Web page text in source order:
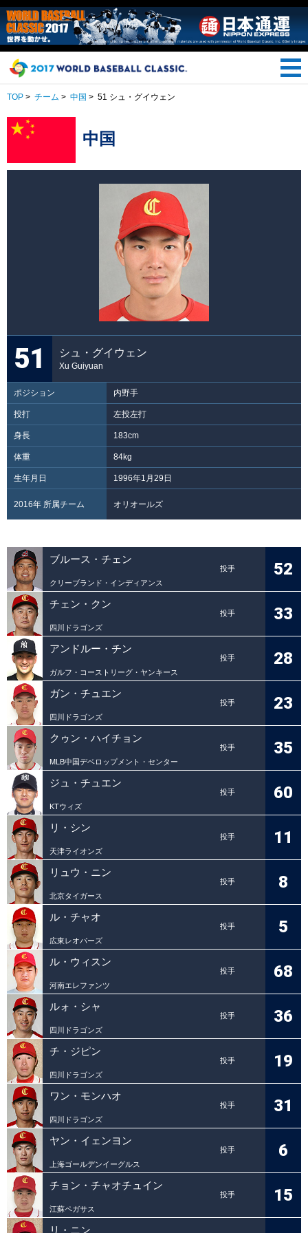
TOP > チーム > 中国 > 51 シュ・グイウェン
中国
51 シュ・グイウェン
Xu Guiyuan
ポジション 内野手
投打 左投左打
身長 183cm
体重 84kg
生年月日 1996年1月29日
2016年 所属チーム オリオールズ
ブルース・チェン
投手
クリーブランド・インディアンス
52
チェン・クン
投手
四川ドラゴンズ
33
アンドルー・チン
投手
ガルフ・コーストリーグ・ヤンキース
28
ガン・チュエン
投手
四川ドラゴンズ
23
クゥン・ハイチョン
投手
MLB中国デベロップメント・センター
35
ジュ・チュエン
投手
KTウィズ
60
リ・シン
投手
天津ライオンズ
11
リュウ・ニン
投手
北京タイガース
8
ル・チャオ
投手
広東レオパーズ
5
ル・ウィスン
投手
河南エレファンツ
68
ルォ・シャ
投手
四川ドラゴンズ
36
チ・ジピン
投手
四川ドラゴンズ
19
ワン・モンハオ
投手
四川ドラゴンズ
31
ヤン・イェンヨン
投手
上海ゴールデンイーグルス
6
チョン・チャオチュイン
投手
江蘇ペガサス
15
リ・ニン